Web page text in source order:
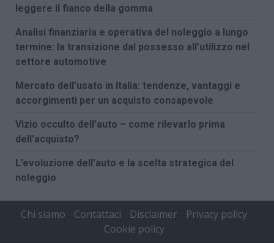
leggere il fianco della gomma
Analisi finanziaria e operativa del noleggio a lungo
termine: la transizione dal possesso all’utilizzo nel
settore automotive
Mercato dell’usato in Italia: tendenze, vantaggi e
accorgimenti per un acquisto consapevole
Vizio occulto dell’auto – come rilevarlo prima
dell’acquisto?
L’evoluzione dell’auto e la scelta strategica del
noleggio
Chi siamo Contattaci Disclaimer
Privacy policy
Cookie policy